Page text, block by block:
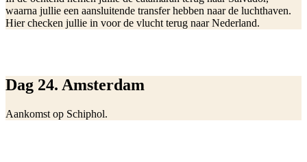
waarna jullie een aansluitende transfer hebben naar de luchthaven.
Hier checken jullie in voor de vlucht terug naar Nederland.
Dag 24. Amsterdam
Aankomst op Schiphol.